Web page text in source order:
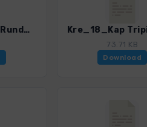
Kre_17_Lissos-Rundweg_4947_3.gpx
73.71 KB
Download